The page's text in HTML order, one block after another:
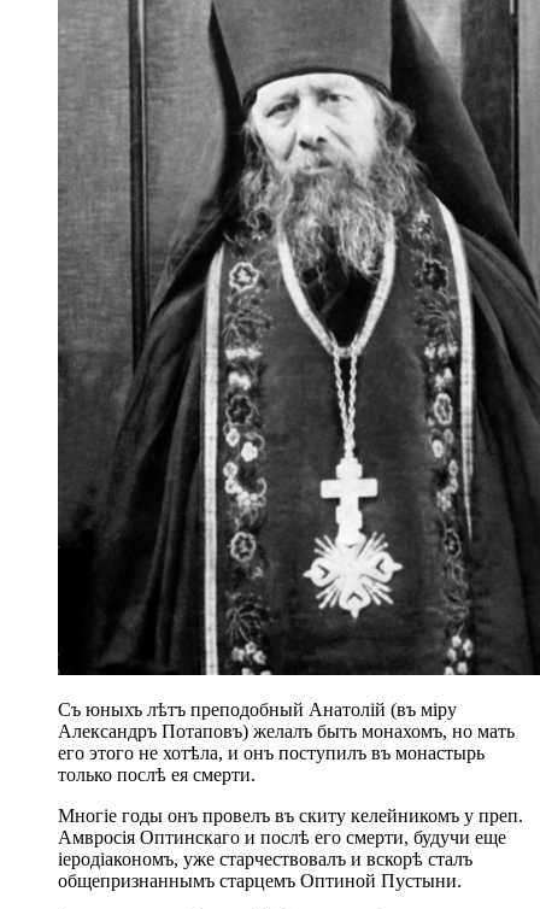
Съ юныхъ лѣтъ преподобный Анатолій (въ міру
Александръ Потаповъ) желалъ быть монахомъ, но мать
его этого не хотѣла, и онъ поступилъ въ монастырь
только послѣ ея смерти.
Многіе годы онъ провелъ въ скиту келейникомъ у преп.
Амвросія Оптинскаго и послѣ его смерти, будучи еще
іеродіакономъ, уже старчествовалъ и вскорѣ сталъ
общепризнаннымъ старцемъ Оптиной Пустыни.